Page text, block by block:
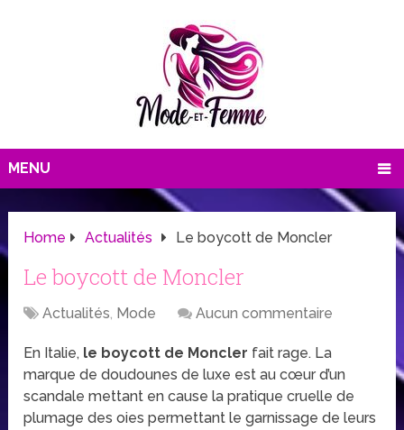
MENU
Home Actualités Le boycott de Moncler
Le boycott de Moncler
Actualités, Mode Aucun commentaire
En Italie, le boycott de Moncler fait rage. La
marque de doudounes de luxe est au cœur d’un
scandale mettant en cause la pratique cruelle de
plumage des oies permettant le garnissage de leurs